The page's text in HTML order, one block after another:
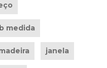
medida
janela